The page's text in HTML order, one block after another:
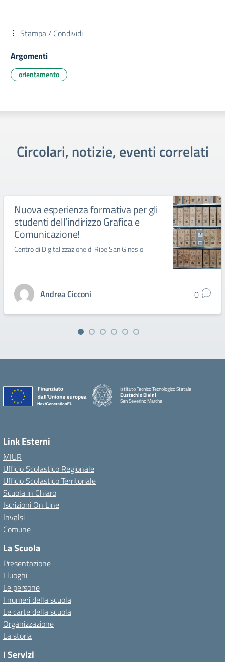
Stampa / Condividi
Argomenti
orientamento
Circolari, notizie, eventi correlati
Nuova esperienza formativa per gli
studenti dell’indirizzo Grafica e
Comunicazione!
Centro di Digitalizzazione di Ripe San Ginesio
Andrea Cicconi 0
Istituto Tecnico Tecnologico Statale
Eustachio Divini
San Severino Marche
Link Esterni
MIUR
Ufficio Scolastico Regionale
Ufficio Scolastico Territoriale
Scuola in Chiaro
Iscrizioni On Line
Invalsi
Comune
La Scuola
Presentazione
I luoghi
Le persone
I numeri della scuola
Le carte della scuola
Organizzazione
La storia
I Servizi